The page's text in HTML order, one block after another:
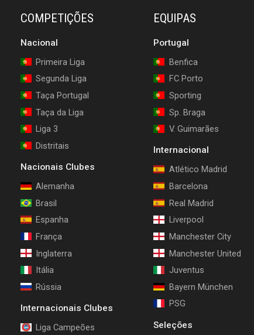
COMPETIÇÕES
Nacional
Primeira Liga
Segunda Liga
Taça Portugal
Taça da Liga
Liga 3
Distritais
Nacionais Clubes
Alemanha
Brasil
Espanha
França
Inglaterra
Itália
Rússia
Internacionais Clubes
Liga Campeões
EQUIPAS
Portugal
Benfica
FC Porto
Sporting
Sp. Braga
V. Guimarães
Internacional
Atlético Madrid
Barcelona
Real Madrid
Liverpool
Manchester City
Manchester United
Juventus
Bayern München
PSG
Seleções